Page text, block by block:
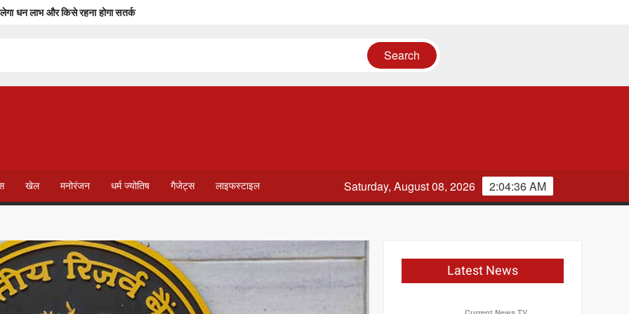
धन लाभ और किसे रहना होगा सतर्क
समन्वय समिति की बैठक इंदौर में सम्पन्न
किया जनसंवाद
से लिया फीडबैक
खेल मनोरंजन धर्म ज्योतिष गैजेट्स लाइफस्टाइल 2:04:36 AM
Saturday, August 08, 2026
Latest News